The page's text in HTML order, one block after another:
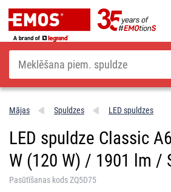
Meklēšana
Mājas Spuldzes LED spuldzes
LED spuldze Classic
W (120 W) / 1901 lm /
Pasūtīšanas kods ZQ5D75